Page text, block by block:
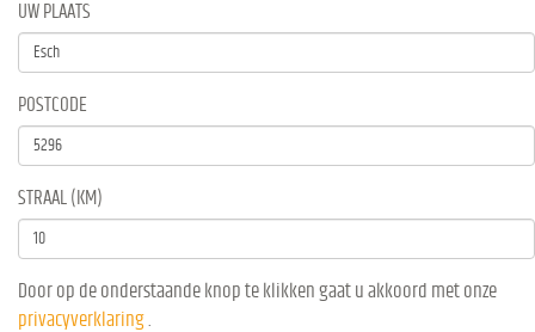
UW PLAATS
POSTCODE
STRAAL (KM)
Door op de onderstaande knop te klikken gaat u akkoord met onze
privacyverklaring